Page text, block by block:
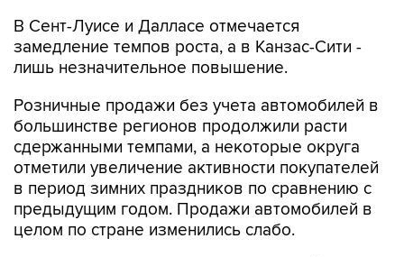
В Сент-Луисе и Далласе отмечается
замедление темпов роста, а в Канзас-Сити -
лишь незначительное повышение.
Розничные продажи без учета автомобилей в
большинстве регионов продолжили расти
сдержанными темпами, а некоторые округа
отметили увеличение активности покупателей
в период зимних праздников по сравнению с
предыдущим годом. Продажи автомобилей в
целом по стране изменились слабо.